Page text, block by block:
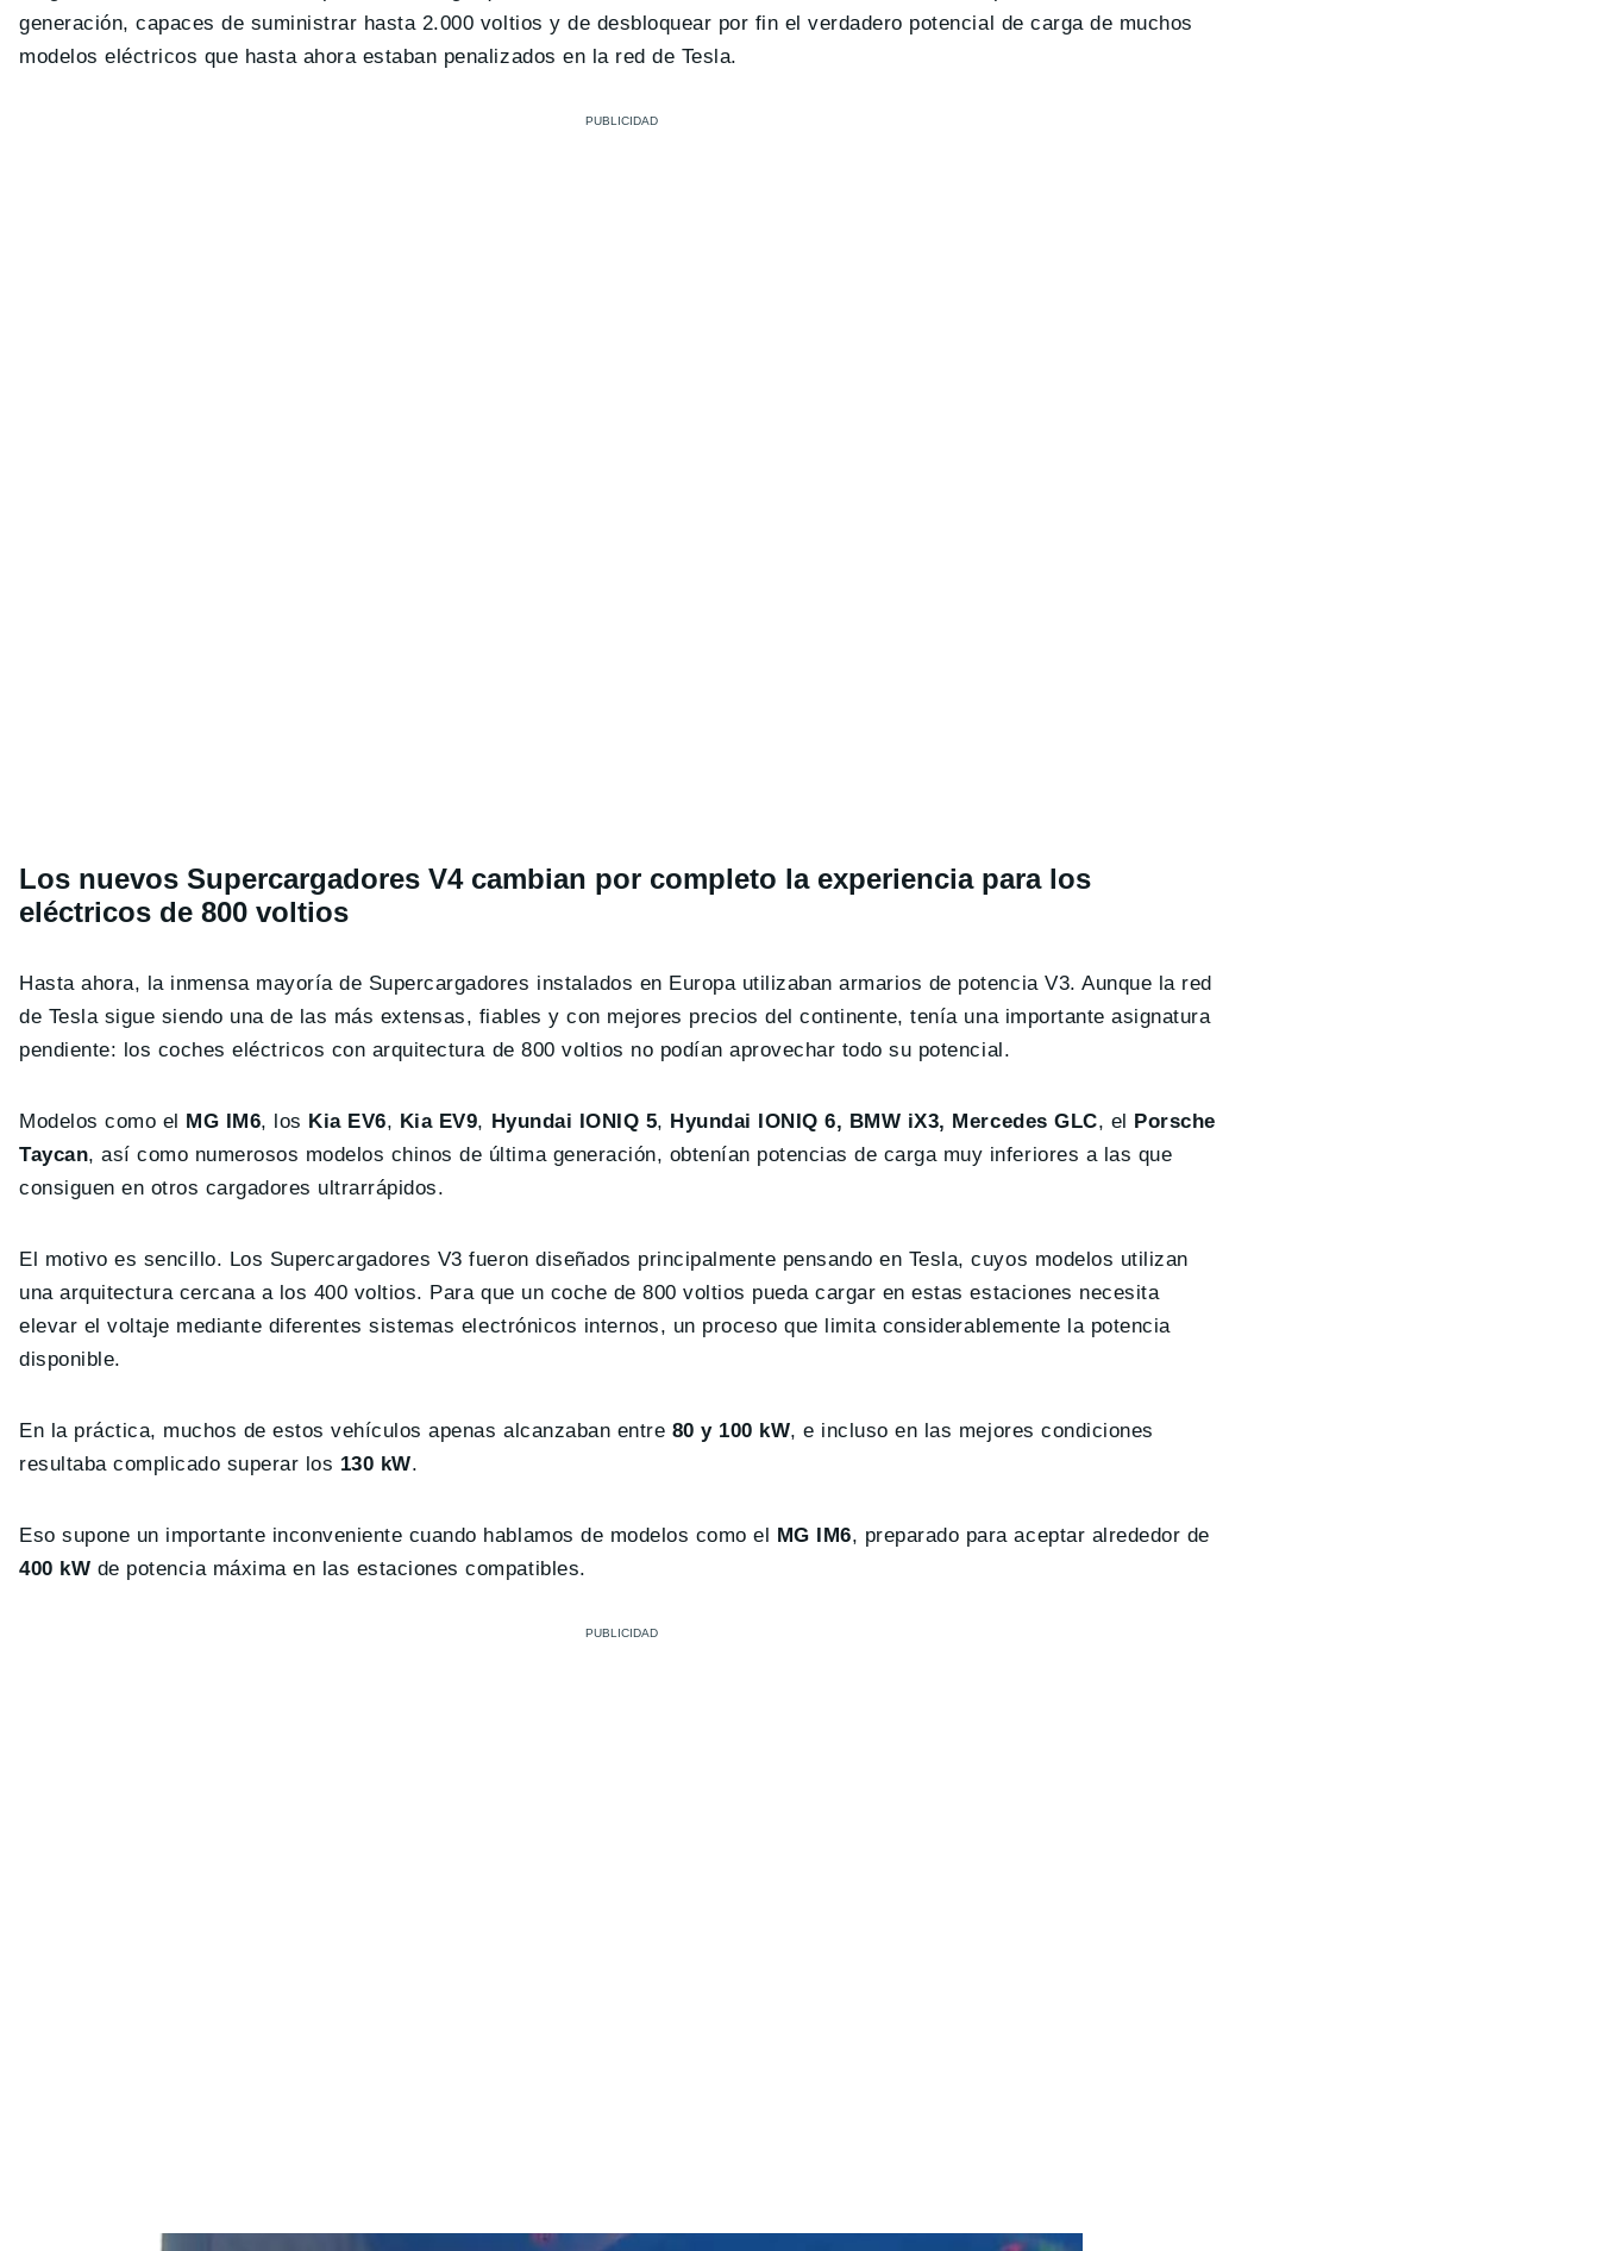
generación, capaces de suministrar hasta 2.000 voltios y de desbloquear por fin el verdadero potencial de carga de muchos
modelos eléctricos que hasta ahora estaban penalizados en la red de Tesla.
Los nuevos Supercargadores V4 cambian por completo la experiencia para los
eléctricos de 800 voltios
Hasta ahora, la inmensa mayoría de Supercargadores instalados en Europa utilizaban armarios de potencia V3. Aunque la red
de Tesla sigue siendo una de las más extensas, fiables y con mejores precios del continente, tenía una importante asignatura
pendiente: los coches eléctricos con arquitectura de 800 voltios no podían aprovechar todo su potencial.
Modelos como el MG IM6, los Kia EV6, Kia EV9, Hyundai IONIQ 5, Hyundai IONIQ 6, BMW iX3, Mercedes GLC, el Porsche
Taycan, así como numerosos modelos chinos de última generación, obtenían potencias de carga muy inferiores a las que
consiguen en otros cargadores ultrarrápidos.
El motivo es sencillo. Los Supercargadores V3 fueron diseñados principalmente pensando en Tesla, cuyos modelos utilizan
una arquitectura cercana a los 400 voltios. Para que un coche de 800 voltios pueda cargar en estas estaciones necesita
elevar el voltaje mediante diferentes sistemas electrónicos internos, un proceso que limita considerablemente la potencia
disponible.
En la práctica, muchos de estos vehículos apenas alcanzaban entre 80 y 100 kW, e incluso en las mejores condiciones
resultaba complicado superar los 130 kW.
Eso supone un importante inconveniente cuando hablamos de modelos como el MG IM6, preparado para aceptar alrededor de
400 kW de potencia máxima en las estaciones compatibles.